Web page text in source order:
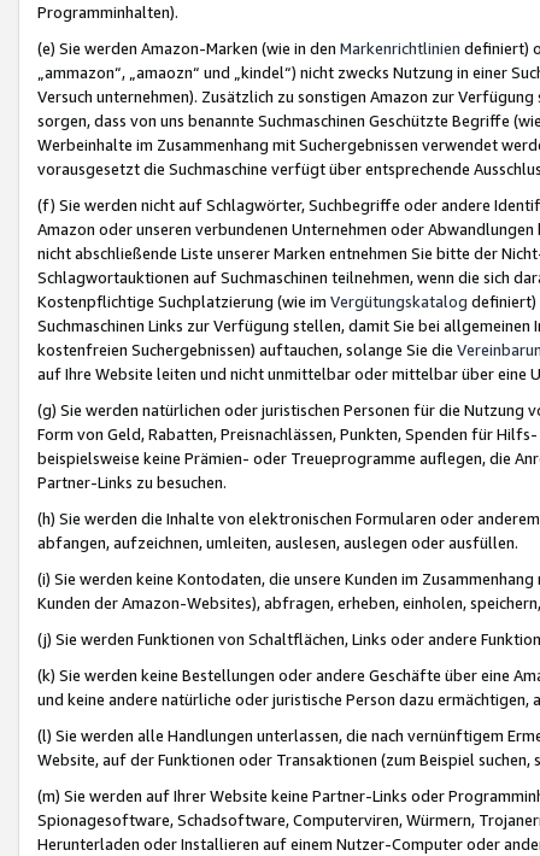
Programminhalten).
(e) Sie werden Amazon-Marken (wie in den Markenrichtlinien definiert)
„ammazon“, „amaozn“ und „kindel“) nicht zwecks Nutzung in einer
Versuch unternehmen). Zusätzlich zu sonstigen Amazon zur
sorgen, dass von uns benannte Suchmaschinen Geschützte Begriffe
Werbeinhalte im Zusammenhang mit Suchergebnissen verwendet
vorausgesetzt die Suchmaschine verfügt über entsprechende
(f) Sie werden nicht auf Schlagwörter, Suchbegriffe oder andere
Amazon oder unseren verbundenen Unternehmen oder
nicht abschließende Liste unserer Marken entnehmen Sie bitte der
Schlagwortauktionen auf Suchmaschinen teilnehmen, wenn die sich
Kostenpflichtige Suchplatzierung (wie im Vergütungskatalog definiert)
Suchmaschinen Links zur Verfügung stellen, damit Sie bei
kostenfreien Suchergebnissen) auftauchen, solange Sie die
auf Ihre Website leiten und nicht unmittelbar oder mittelbar über eine
(g) Sie werden natürlichen oder juristischen Personen für die Nutzung
Form von Geld, Rabatten, Preisnachlässen, Punkten, Spenden für
beispielsweise keine Prämien- oder Treueprogramme auflegen, die
Partner-Links zu besuchen.
(h) Sie werden die Inhalte von elektronischen Formularen oder
abfangen, aufzeichnen, umleiten, auslesen, auslegen oder ausfüllen.
(i) Sie werden keine Kontodaten, die unsere Kunden im
Kunden der Amazon-Websites), abfragen, erheben, einholen,
(j) Sie werden Funktionen von Schaltflächen, Links oder andere
(k) Sie werden keine Bestellungen oder andere Geschäfte über eine
und keine andere natürliche oder juristische Person dazu
(l) Sie werden alle Handlungen unterlassen, die nach vernünftigem
Website, auf der Funktionen oder Transaktionen (zum Beispiel
(m) Sie werden auf Ihrer Website keine Partner-Links oder
Spionagesoftware, Schadsoftware, Computerviren, Würmern,
Herunterladen oder Installieren auf einem Nutzer-Computer oder